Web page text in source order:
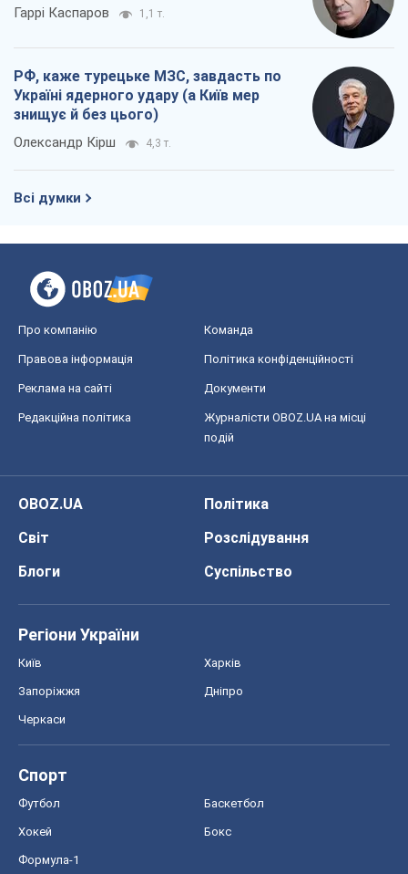
Гаррі Каспаров 1,1 т.
РФ, каже турецьке МЗС, завдасть по
Україні ядерного удару (а Київ мер
знищує й без цього)
Олександр Кірш 4,3 т.
Всі думки
Про компанію Команда
Правова інформація Політика конфіденційності
Реклама на сайті Документи
Редакційна політика
Журналісти OBOZ.UA на місці
подій
OBOZ.UA
Політика
Світ
Розслідування
Блоги
Суспільство
Регіони України
Київ Харків
Запоріжжя Дніпро
Черкаси
Спорт
Футбол Баскетбол
Хокей Бокс
Формула-1